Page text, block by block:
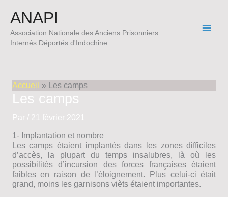
contenu
ANAPI
Association Nationale des Anciens Prisonniers
Internés Déportés d'Indochine
Accueil Les camps
Les camps
Par / 21 février 2021
1- Implantation et nombre
Les camps étaient implantés dans les zones difficiles
d’accès, la plupart du temps insalubres, là où les
possibilités d’incursion des forces françaises étaient
faibles en raison de l’éloignement. Plus celui-ci était
grand, moins les garnisons vièts étaient importantes.